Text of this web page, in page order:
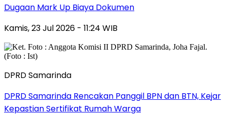
Dugaan Mark Up Biaya Dokumen
Kamis, 23 Jul 2026 - 11:24 WIB
DPRD Samarinda
DPRD Samarinda Rencakan Panggil BPN dan BTN, Kejar
Kepastian Sertifikat Rumah Warga